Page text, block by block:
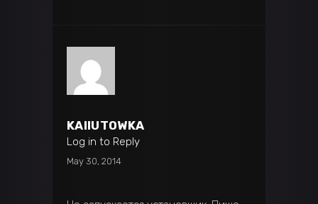
KAIIUTOWKA
Log in to Reply
May 30, 2014